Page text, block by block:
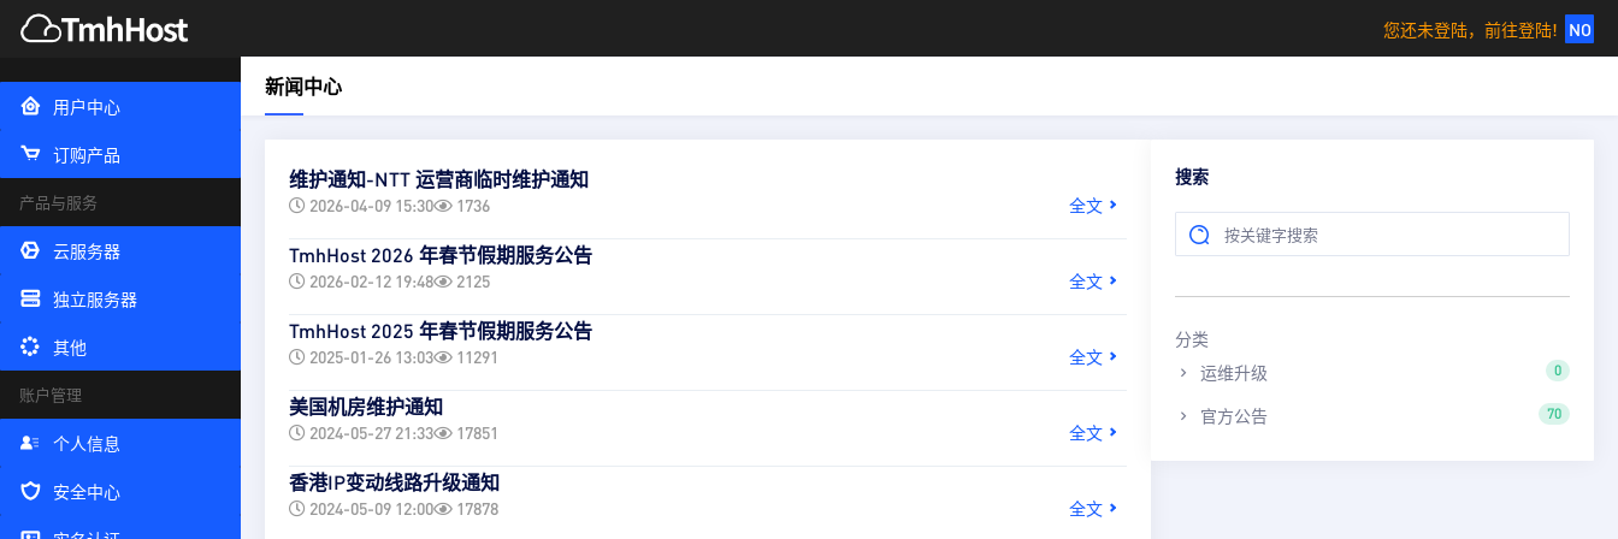
用户中心
订购产品
产品与服务
云服务器
独立服务器
其他
账户管理
个人信息
安全中心
您还未登陆，前往登陆! NO
新闻中心
维护通知-NTT 运营商临时维护通知
2026-04-09 15:30 1736 全文
TmhHost 2026 年春节假期服务公告
2026-02-12 19:48 2125 全文
TmhHost 2025 年春节假期服务公告
2025-01-26 13:03 11291 全文
美国机房维护通知
2024-05-27 21:33 17851 全文
香港IP变动线路升级通知
2024-05-09 12:00 17878 全文
搜索
分类
运维升级
0
官方公告 70